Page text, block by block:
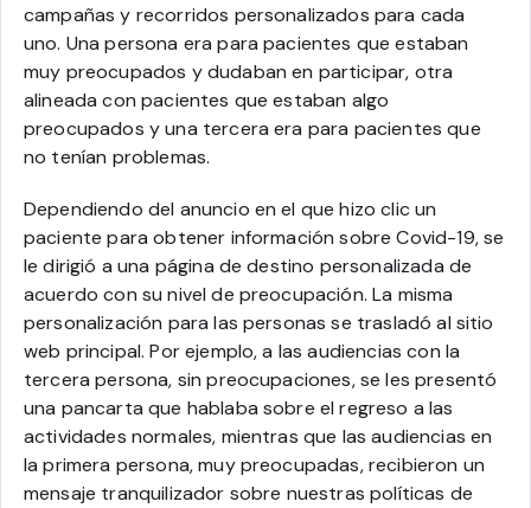
campañas y recorridos personalizados para cada
uno. Una persona era para pacientes que estaban
muy preocupados y dudaban en participar, otra
alineada con pacientes que estaban algo
preocupados y una tercera era para pacientes que
no tenían problemas.
Dependiendo del anuncio en el que hizo clic un
paciente para obtener información sobre Covid-19, se
le dirigió a una página de destino personalizada de
acuerdo con su nivel de preocupación. La misma
personalización para las personas se trasladó al sitio
web principal. Por ejemplo, a las audiencias con la
tercera persona, sin preocupaciones, se les presentó
una pancarta que hablaba sobre el regreso a las
actividades normales, mientras que las audiencias en
la primera persona, muy preocupadas, recibieron un
mensaje tranquilizador sobre nuestras políticas de